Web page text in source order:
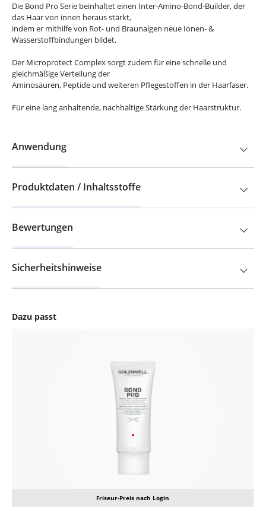
Dazu passt
Friseur-Preis nach Login
Die Bond Pro Serie beinhaltet einen Inter-Amino-Bond-Builder, der
das Haar von innen heraus stärkt,
indem er mithilfe von Rot- und Braunalgen neue Ionen- &
Wasserstoffbindungen bildet.
Der Microprotect Complex sorgt zudem für eine schnelle und
gleichmäßige Verteilung der
Aminosäuren, Peptide und weiteren Pflegestoffen in der Haarfaser.
Für eine lang anhaltende, nachhaltige Stärkung der Haarstruktur.
Anwendung
Produktdaten / Inhaltsstoffe
Bewertungen
Sicherheitshinweise